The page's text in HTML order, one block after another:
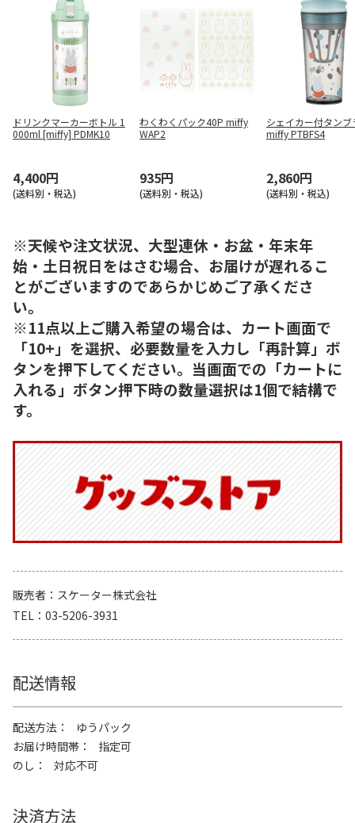
ドリンクマーカーボトル 1
000ml [miffy] PDMK10
4,400円
(送料別・税込)
わくわくパック40P miffy
WAP2
935円
(送料別・税込)
シェイカー付タンブ
miffy PTBFS4
2,860円
(送料別・税込)
※天候や注文状況、大型連休・お盆・年末年
始・土日祝日をはさむ場合、お届けが遅れるこ
とがございますのであらかじめご了承くださ
い。
※11点以上ご購入希望の場合は、カート画面で
「10+」を選択、必要数量を入力し「再計算」ボ
タンを押下してください。当画面での「カートに
入れる」ボタン押下時の数量選択は1個で結構で
す。
販売者
スケーター株式会社
TEL
03-5206-3931
配送情報
配送方法
ゆうパック
お届け時間帯
指定可
のし
対応不可
決済方法